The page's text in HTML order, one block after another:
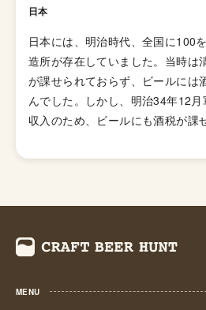
した「ブリュットIPA」、ホップ
味の少ないホップを使い、ジュー
ルのフレーバーが特徴の「ニュー
ジーIPA・ジューシーIPA）」など
存在します。
日本
日本には、明治時代、全国に100
造所が存在していました。当時は
が課せられておらず、ビールには
んでした。しかし、明治34年12
収入のため、ビールにも酒税が課
を消していきました。これにより
の年間2,000キロリッターから60
られたことで転機がおとずれます
が誕生する流れができました。ち
MENU